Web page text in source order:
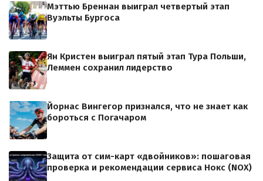
Мэттью Бреннан выиграл четвертый этап
Вуэльты Бургоса
Ян Кристен выиграл пятый этап Тура Польши,
Леммен сохранил лидерство
Йорнас Вингегор признался, что не знает как
бороться с Погачаром
Защита от сим-карт «двойников»: пошаговая
проверка и рекомендации сервиса Нокс (NOX)